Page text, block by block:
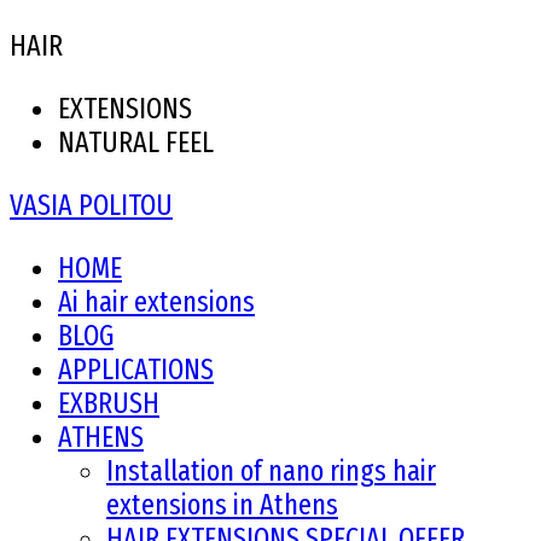
HAIR
EXTENSIONS
NATURAL FEEL
VASIA POLITOU
HOME
Ai hair extensions
BLOG
APPLICATIONS
EXBRUSH
ATHENS
Installation of nano rings hair
extensions in Athens